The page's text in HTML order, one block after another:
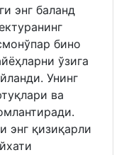
энг баланд
бино
ўзига
Унинг
ва
энг қизиқарли